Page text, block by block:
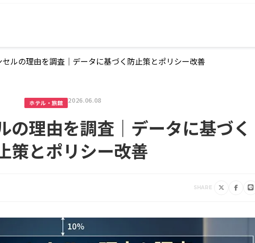
ルの理由を調査｜データに基づく防止策とポリシー改善
ホテル・旅館 2026.06.08
の理由を調査｜データに基づく
策とポリシー改善
SHARE